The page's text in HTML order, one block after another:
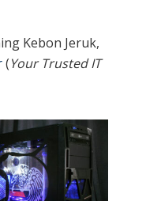
Kebon Jeruk,
(Your Trusted IT